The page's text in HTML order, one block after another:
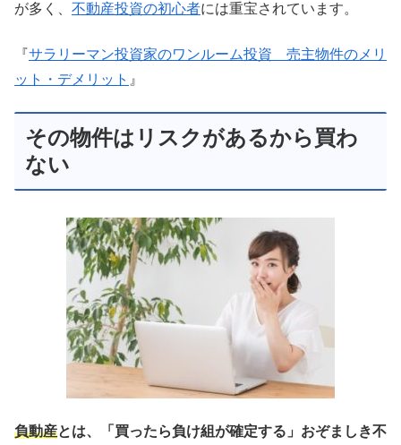
が多く、 不動産投資の初心者には重宝されています。
『サラリーマン投資家のワンルーム投資 売主物件のメリ
ット・デメリット 』
その物件はリスクがあるから買わ
ない
負動産とは、「買ったら負け組が確定する」おぞましき不